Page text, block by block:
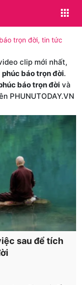
trọn đời, tin tức
clip mới nhất,
phúc báo trọn đời.
báo trọn đời và
PHUNUTODAY.VN
sau để tích